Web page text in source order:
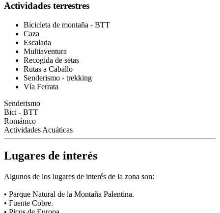
Actividades terrestres
Bicicleta de montaña - BTT
Caza
Escalada
Multiaventura
Recogida de setas
Rutas a Caballo
Senderismo - trekking
Vía Ferrata
Senderismo
Bici - BTT
Románico
Actividades Acuáticas
Lugares de interés
Algunos de los lugares de interés de la zona son:
• Parque Natural de la Montaña Palentina.
• Fuente Cobre.